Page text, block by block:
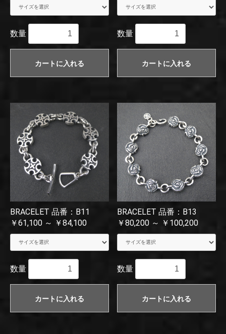
数量
カートに入れる
数量
カートに入れる
BRACELET 品番：B11
￥61,100 ～ ￥84,100
数量
カートに入れる
BRACELET 品番：B13
￥80,200 ～ ￥100,200
数量
カートに入れる